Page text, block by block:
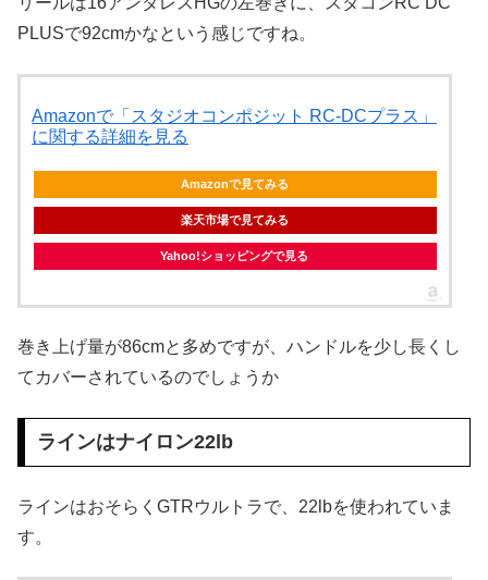
PLUSで92cmかなという感じですね。
Amazonで「スタジオコンポジット RC-DCプラス」
に関する詳細を見る
Amazonで見てみる
楽天市場で見てみる
Yahoo!ショッピングで見る
巻き上げ量が86cmと多めですが、ハンドルを少し長くし
てカバーされているのでしょうか
ラインはナイロン22lb
ラインはおそらくGTRウルトラで、22lbを使われていま
す。